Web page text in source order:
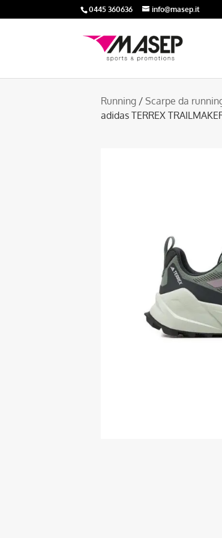
0445 360636 info@masep.it
Running / Scarpe da
adidas TERREX